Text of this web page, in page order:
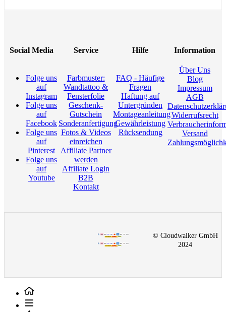
Social Media
Folge uns
auf
Instagram
Folge uns
auf
Facebook
Folge uns
auf
Pinterest
Folge uns
auf
Youtube
Service
Farbmuster:
Wandtattoo &
Fensterfolie
Geschenk-
Gutschein
Sonderanfertigung
Fotos & Videos
einreichen
Affiliate Partner
werden
Affiliate Login
B2B
Kontakt
Hilfe
FAQ - Häufige
Fragen
Haftung auf
Untergründen
Montageanleitung
Gewährleistung
Rücksendung
Information
Über Uns
Blog
Impressum
AGB
Widerrufsrecht
Versand
© Cloudwalker GmbH
2024